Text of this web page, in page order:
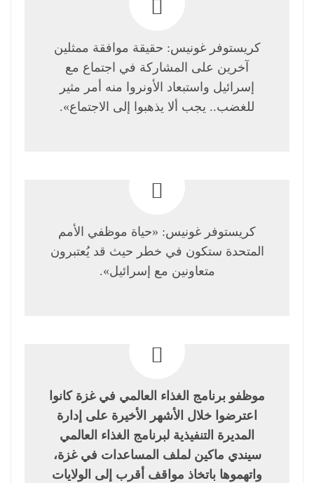
كريستوفر غونيس: حقيقة موافقة ممثلين
آخرين على المشاركة في اجتماع مع
إسرائيل واستبعاد الأونروا منه أمر مثير
للغضب.. يجب ألا يذهبوا إلى الاجتماع».
كريستوفر غونيس: «حياة موظفي الأمم
المتحدة ستكون في خطر حيث قد يُعتبرون
متعاونين مع إسرائيل».
موظفو برنامج الغذاء العالمي في غزة كانوا
اعترضوا خلال الأشهر الأخيرة على إدارة
المديرة التنفيذية لبرنامج الغذاء العالمي
سيندي ماكين لملف المساعدات في غزة،
واتهموها باتخاذ مواقف أقرب إلى الولايات